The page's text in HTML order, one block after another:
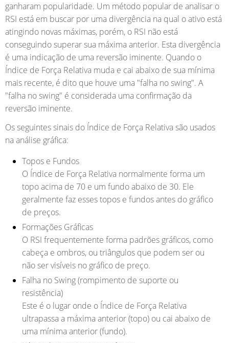
ganharam popularidade. Um método popular de analisar o
RSI está em buscar por uma divergência na qual o ativo está
atingindo novas máximas, porém, o RSI não está
conseguindo superar sua máxima anterior. Esta divergência
é uma indicação de uma reversão iminente. Quando o
Índice de Força Relativa muda e cai abaixo de sua mínima
mais recente, é dito que houve uma "falha no swing". A
"falha no swing" é considerada uma confirmação da
reversão iminente.
Os seguintes sinais do Índice de Força Relativa são usados ​​
na análise gráfica:
Topos e Fundos
O Índice de Força Relativa normalmente forma um
topo acima de 70 e um fundo abaixo de 30. Ele
geralmente faz esses topos e fundos antes do gráfico
de preços.
Formações Gráficas
O RSI frequentemente forma padrões gráficos, como
cabeça e ombros, ou triângulos que podem ser ou
não ser visíveis no gráfico de preço.
Falha no Swing (rompimento de suporte ou
resistência)
Este é o lugar onde o Índice de Força Relativa
ultrapassa a máxima anterior (topo) ou cai abaixo de
uma mínima anterior (fundo).